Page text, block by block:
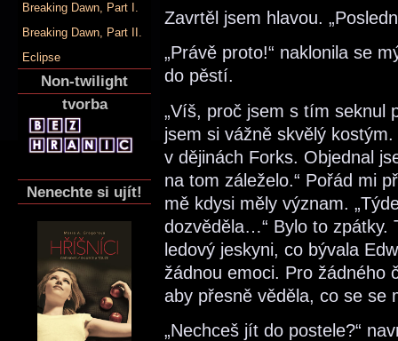
Breaking Dawn, Part I.
Breaking Dawn, Part II.
Eclipse
Non-twilight
tvorba
Nenechte si ujít!
Zavrtěl jsem hlavou.
„Právě proto!“ naklonila se
do pěstí.
„Víš, proč jsem s tím seknul
jsem si vážně skvělý
v dějinách Forks. Objednal
na tom záleželo.“ Pořád mi
mě kdysi měly význam.
dozvěděla…“ Bylo to zpátky.
ledový jeskyni, co bývala
žádnou emoci. Pro žádného
aby přesně věděla, co se se
„Nechceš jít do postele?“